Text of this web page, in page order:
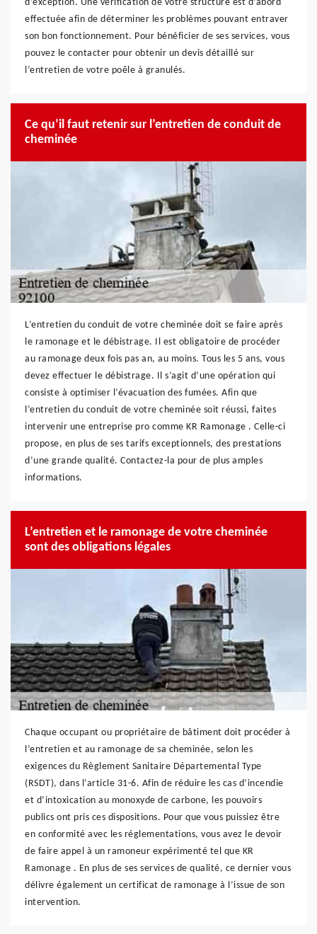
d’exception. Une vérification de votre structure est d’abord
effectuée afin de déterminer les problèmes pouvant entraver
son bon fonctionnement. Pour bénéficier de ses services, vous
pouvez le contacter pour obtenir un devis détaillé sur
l’entretien de votre poêle à granulés.
Ce qu’il faut retenir sur l’entretien de conduit de
cheminée
L’entretien du conduit de votre cheminée doit se faire après
le ramonage et le débistrage. Il est obligatoire de procéder
au ramonage deux fois pas an, au moins. Tous les 5 ans, vous
devez effectuer le débistrage. Il s’agit d’une opération qui
consiste à optimiser l’évacuation des fumées. Afin que
l’entretien du conduit de votre cheminée soit réussi, faites
intervenir une entreprise pro comme KR Ramonage . Celle-ci
propose, en plus de ses tarifs exceptionnels, des prestations
d’une grande qualité. Contactez-la pour de plus amples
informations.
L’entretien et le ramonage de votre cheminée
sont des obligations légales
Chaque occupant ou propriétaire de bâtiment doit procéder à
l’entretien et au ramonage de sa cheminée, selon les
exigences du Règlement Sanitaire Départemental Type
(RSDT), dans l’article 31-6. Afin de réduire les cas d’incendie
et d’intoxication au monoxyde de carbone, les pouvoirs
publics ont pris ces dispositions. Pour que vous puissiez être
en conformité avec les réglementations, vous avez le devoir
de faire appel à un ramoneur expérimenté tel que KR
Ramonage . En plus de ses services de qualité, ce dernier vous
délivre également un certificat de ramonage à l’issue de son
intervention.